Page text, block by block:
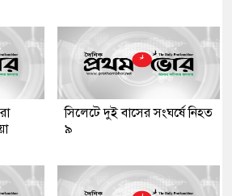
সিলেটে দুই বাসের সংঘর্ষে নিহত
৯